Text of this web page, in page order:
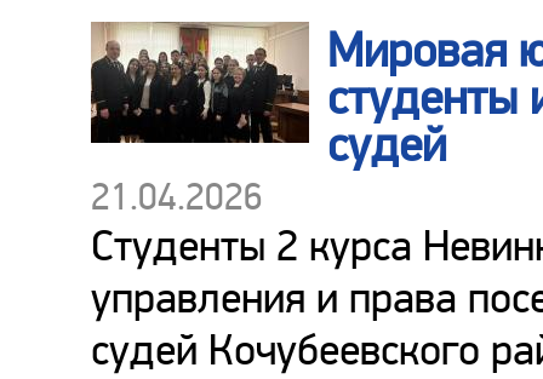
Мировая
студенты
судей
21.04.2026
Студенты 2 курса
управления и права
судей Кочубеевского